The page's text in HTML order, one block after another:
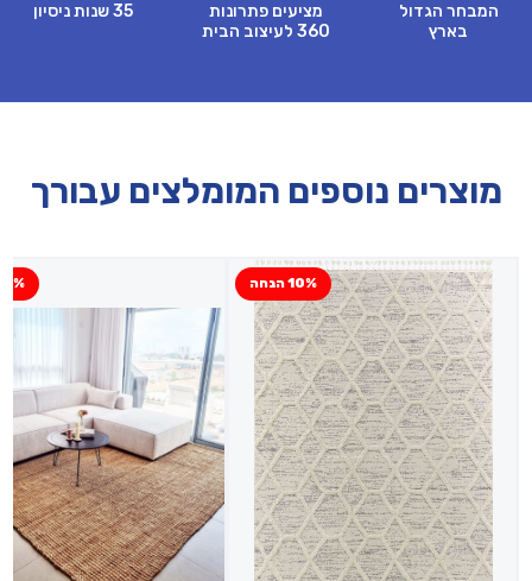
המבחר הגדול
בארץ
מציעים פתרונות
360 לעיצוב הבית
35 שנות ניסיון
מוצרים נוספים המומלצים עבורך
10% הנחה 10%